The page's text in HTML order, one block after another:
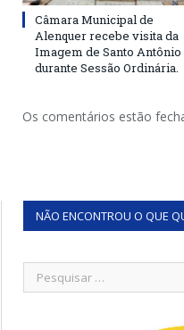
Câmara Municipal de
Alenquer recebe visita da
Imagem de Santo Antônio
durante Sessão Ordinária.
Os comentários estão
NÃO ENCONTROU O QUE